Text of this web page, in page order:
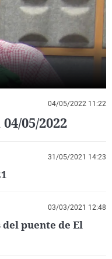
La rosa de los vientos
Gente viajera
Como el perro y el
Caso
Retornados
Equipo de
Operación Viuda
Extremadura
Galicia
La Rioja
Navarra
País Vasco
Virales
Televisión
Elecciones
04/05/2022 11:22
05/2022
31/05/2021 14:23
03/03/2021 12:48
puente de El